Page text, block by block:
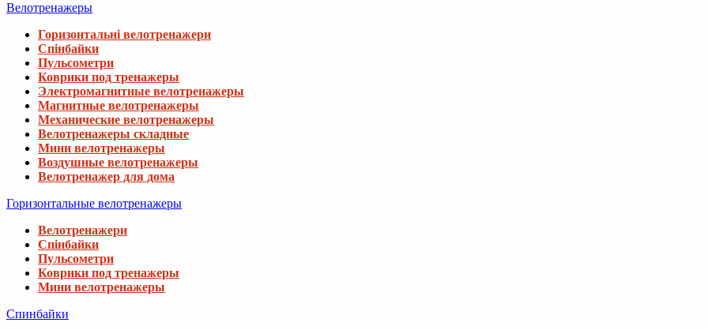
Велотренажеры
Горизонтальні велотренажери
Спінбайки
Пульсометри
Коврики под тренажеры
Электромагнитные велотренажеры
Магнитные велотренажеры
Механические велотренажеры
Велотренажеры складные
Мини велотренажеры
Воздушные велотренажеры
Велотренажер для дома
Горизонтальные велотренажеры
Велотренажери
Спінбайки
Пульсометри
Коврики под тренажеры
Мини велотренажеры
Спинбайки